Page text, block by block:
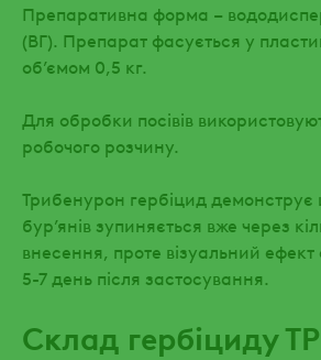
Препаративна форма –
(ВГ). Препарат фасується у
об’ємом 0,5 кг.
Для обробки посівів
робочого розчину.
Трибенурон гербіцид демонструє
бур’янів зупиняється вже через
внесення, проте візуальний
5-7 день після застосування.
Склад гербіциду